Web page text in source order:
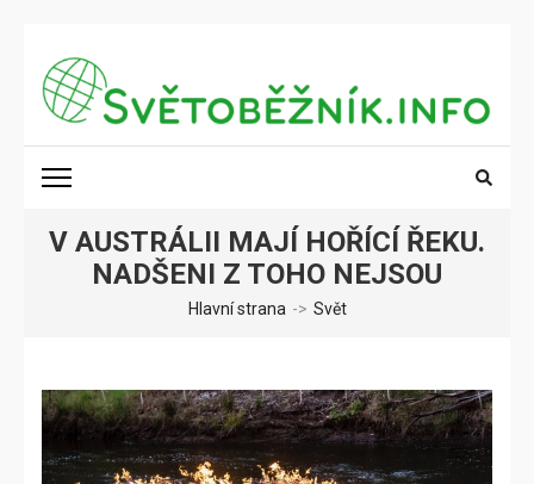
obsah
(stiskněte
Enter)
SVĚTOBĚŽNÍK.INFO
V AUSTRÁLII MAJÍ HOŘÍCÍ ŘEKU.
NADŠENI Z TOHO NEJSOU
Hlavní strana -> Svět